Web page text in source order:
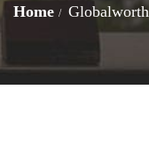
Home Globalworth